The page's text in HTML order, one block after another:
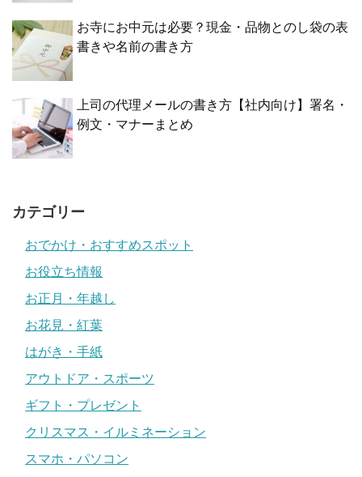
お寺にお中元は必要？現金・品物とのし袋の表
書きや名前の書き方
上司の代理メールの書き方【社内向け】署名・
例文・マナーまとめ
カテゴリー
おでかけ・おすすめスポット
お役立ち情報
お正月・年越し
お花見・紅葉
はがき・手紙
アウトドア・スポーツ
ギフト・プレゼント
クリスマス・イルミネーション
スマホ・パソコン